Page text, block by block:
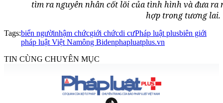
tìm ra nguyên nhân cốt lõi của tình hình và đưa ra
hợp trong tương lai.
Tags:biển ngườinhậm chứcgiới chứcdi cưPháp luật plusbiên giới
pháp luật Việt Namông Bidenphapluatplus.vn
TIN CÙNG CHUYÊN MỤC